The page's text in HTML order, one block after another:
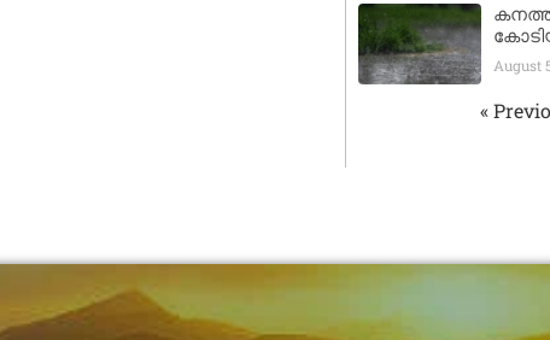
കനത്ത
August
«